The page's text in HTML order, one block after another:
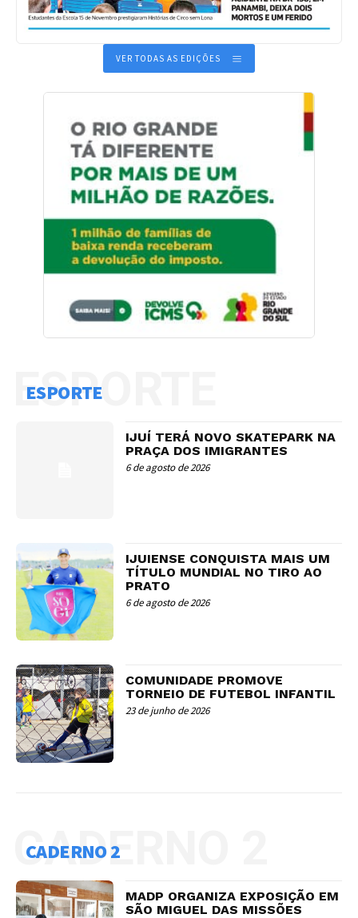
VER TODAS AS EDIÇÕES
ESPORTE
ESPORTE
IJUÍ TERÁ NOVO SKATEPARK NA
PRAÇA DOS IMIGRANTES
6 de agosto de 2026
IJUIENSE CONQUISTA MAIS UM
TÍTULO MUNDIAL NO TIRO AO
PRATO
6 de agosto de 2026
COMUNIDADE PROMOVE
TORNEIO DE FUTEBOL INFANTIL
23 de junho de 2026
CADERNO 2
CADERNO 2
MADP ORGANIZA EXPOSIÇÃO EM
SÃO MIGUEL DAS MISSÕES